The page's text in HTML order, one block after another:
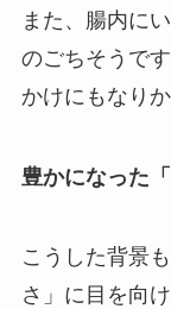
また、腸内に
のごちそうで
かけにもなりか
豊かになった
こうした背景
さ」に目を向